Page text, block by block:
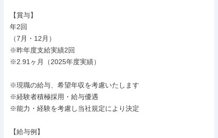
【賞与】
年2回
（7月・12月）
※昨年度支給実績2回
※2.91ヶ月（2025年度実績）
※現職の給与、希望年収を考慮いたします
※経験者積極採用・給与優遇
※能力・経験を考慮し当社規定により決定
【給与例】